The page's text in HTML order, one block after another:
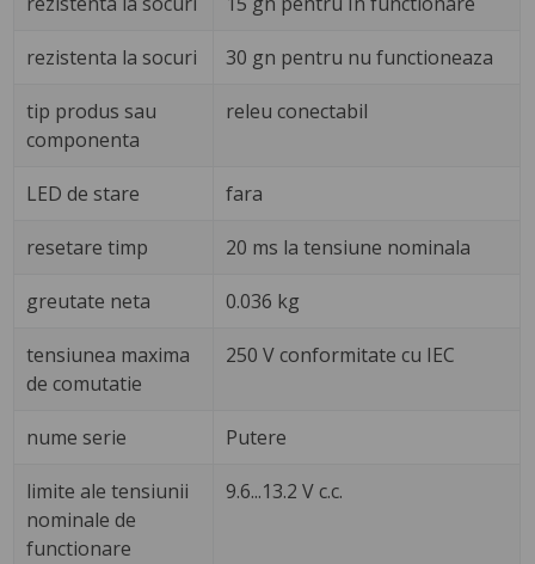
rezistenta la socuri 30 gn pentru nu functioneaza
tip produs sau
componenta
releu conectabil
LED de stare fara
resetare timp 20 ms la tensiune nominala
greutate neta 0.036 kg
tensiunea maxima
de comutatie
250 V conformitate cu IEC
nume serie Putere
limite ale tensiunii
nominale de
functionare
9.6...13.2 V c.c.